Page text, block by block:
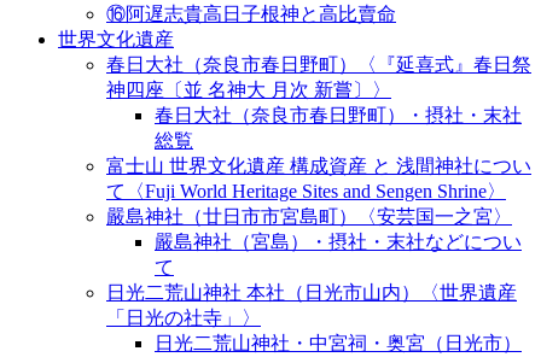
⑯阿遅志貴高日子根神と高比賣命
世界文化遺産
春日大社（奈良市春日野町）〈『延喜式』春日祭
神四座〔並 名神大 月次 新嘗〕〉
春日大社（奈良市春日野町）・摂社・末社
総覧
富士山 世界文化遺産 構成資産 と 浅間神社につい
て〈Fuji World Heritage Sites and Sengen Shrine〉
嚴島神社（廿日市市宮島町）〈安芸国一之宮〉
嚴島神社（宮島）・摂社・末社などについ
て
日光二荒山神社 本社（日光市山内）〈世界遺産
「日光の社寺」〉
日光二荒山神社・中宮祠・奥宮（日光市）